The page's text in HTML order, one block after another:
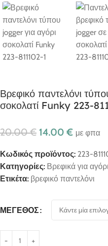
Βρεφικό παντελόνι
σοκολατί Funky 223-
20.00€ 14.00€ με φπα
Κωδικός προϊόντος: 223-
Κατηγορίες: Βρεφικά για αγόρι
Ετικέτα: βρεφικό παντελόνι
ΜΈΓΕΘΟΣ